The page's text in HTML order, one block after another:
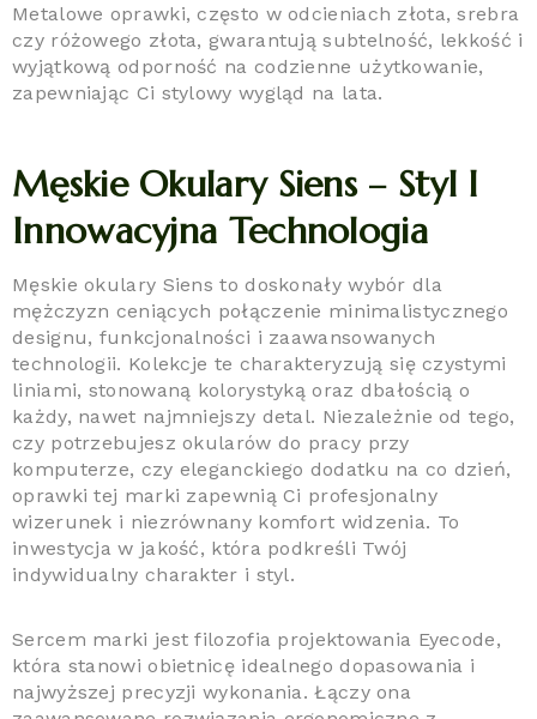
Metalowe oprawki, często w odcieniach złota, srebra
czy różowego złota, gwarantują subtelność, lekkość i
wyjątkową odporność na codzienne użytkowanie,
zapewniając Ci stylowy wygląd na lata.
Męskie Okulary Siens – Styl I
Innowacyjna Technologia
Męskie okulary Siens to doskonały wybór dla
mężczyzn ceniących połączenie minimalistycznego
designu, funkcjonalności i zaawansowanych
technologii. Kolekcje te charakteryzują się czystymi
liniami, stonowaną kolorystyką oraz dbałością o
każdy, nawet najmniejszy detal. Niezależnie od tego,
czy potrzebujesz okularów do pracy przy
komputerze, czy eleganckiego dodatku na co dzień,
oprawki tej marki zapewnią Ci profesjonalny
wizerunek i niezrównany komfort widzenia. To
inwestycja w jakość, która podkreśli Twój
indywidualny charakter i styl.
Sercem marki jest filozofia projektowania Eyecode,
która stanowi obietnicę idealnego dopasowania i
najwyższej precyzji wykonania. Łączy ona